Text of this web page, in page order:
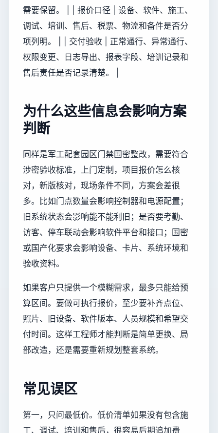
需要保留。 | | 报价口径 | 设备、软件、施工、
调试、培训、售后、税票、物流和备件是否分
项列明。 | | 交付验收 | 正常通行、异常通行、
权限变更、日志导出、报表字段、培训记录和
售后责任是否记录清楚。 |
为什么这些信息会影响方案
判断
同样是军工配套园区门禁国密整改，需要符合
涉密验收标准，上门定制，项目报价怎么核
对，新版核对，现场条件不同，方案会差很
多。比如门点数量会影响控制器和电源配置；
旧系统状态会影响能不能利旧；是否要考勤、
访客、停车联动会影响软件平台和接口；国密
或国产化要求会影响设备、卡片、系统环境和
验收资料。
如果客户只提供一个模糊需求，最多只能给预
算区间。要做可执行报价，至少要补齐点位、
照片、旧设备、软件版本、人员规模和希望交
付时间。这样工程师才能判断是简单更换、局
部改造，还是需要重新规划整套系统。
常见误区
第一，只问最低价。低价清单如果没有包含施
工、调试、培训和售后，很容易后期追加费